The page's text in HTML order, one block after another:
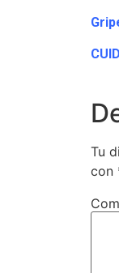
Tu
con